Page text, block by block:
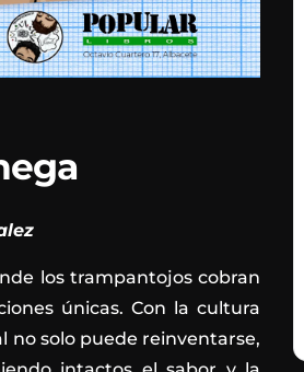
los trampantojos cobran
únicas. Con la cultura
no solo puede reinventarse,